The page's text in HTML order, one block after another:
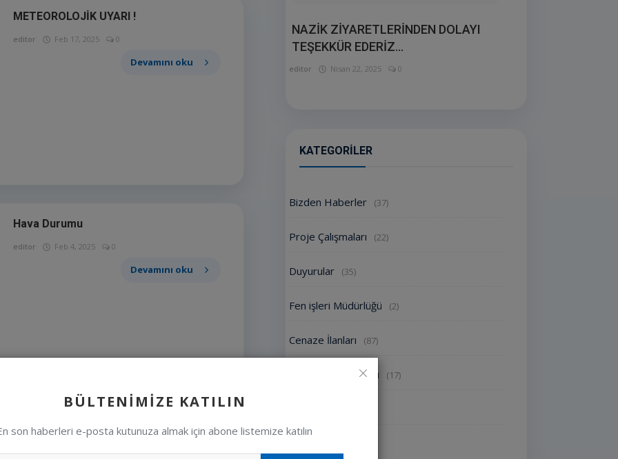
BÜLTENIMIZE KATILIN
son haberleri e-posta kutunuza almak için abone listemize katılın
METEOROLOJİK UYARI !
editor Feb 17, 2025 0
Devamını oku
Hava Durumu
editor Feb 4, 2025 0
Devamını oku
« ‹ 1 2
NAZİK ZİYARETLERİNDEN DOLAYI
TEŞEKKÜR EDERİZ...
editor Nisan 22, 2025 0
KATEGORILER
Bizden Haberler (37)
Proje Çalışmaları (22)
Duyurular (35)
Fen işleri Müdürlüğü (2)
Cenaze İlanları (87)
Meteoroloji Uyarısı (17)